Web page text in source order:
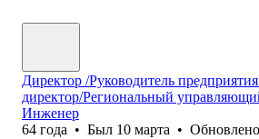
Директор /Руководитель
директор/Региональный
Инженер
64 года • Был 10 марта • Обновлено